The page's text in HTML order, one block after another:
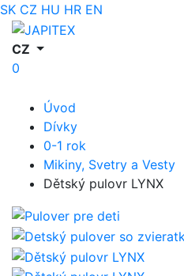
SK CZ HU HR EN
CZ
0
Úvod
Dívky
0-1 rok
Mikiny, Svetry a Vesty
Dětský pulovr LYNX